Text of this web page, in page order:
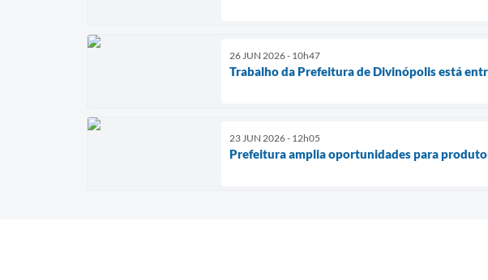
26 JUN 2026 - 10h47
Trabalho da Prefeitura de Divinópolis está
23 JUN 2026 - 12h05
Prefeitura amplia oportunidades para